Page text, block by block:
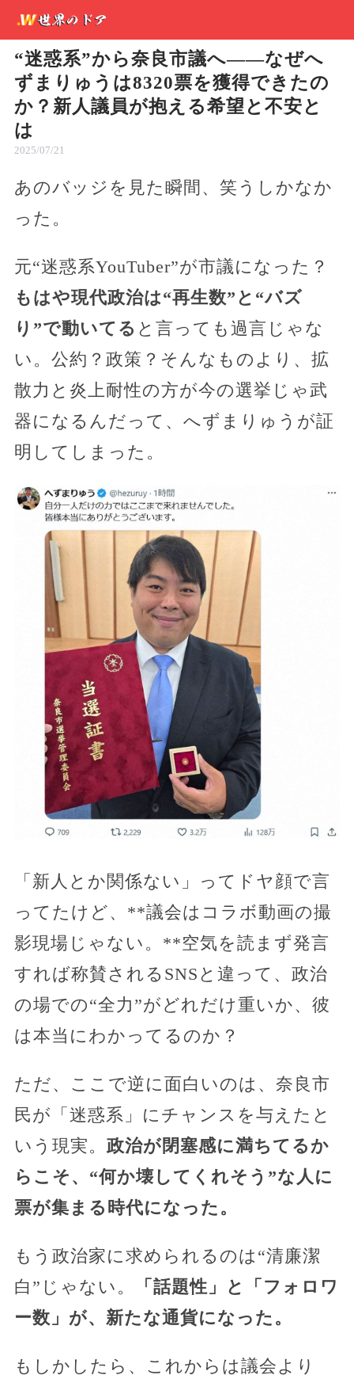
“迷惑系”から奈良市議へ――なぜへ
ずまりゅうは8320票を獲得できたの
か？新人議員が抱える希望と不安と
は
2025/07/21
あのバッジを見た瞬間、笑うしかなか
った。
元“迷惑系YouTuber”が市議になった？
もはや現代政治は“再生数”と“バズ
り”で動いてる と言っても過言じゃな
い。公約？政策？そんなものより、拡
散力と炎上耐性の方が今の選挙じゃ武
器になるんだって、へずまりゅうが証
明してしまった。
「新人とか関係ない」ってドヤ顔で言
ってたけど、**議会はコラボ動画の撮
影現場じゃない。**空気を読まず発言
すれば称賛されるSNSと違って、政治
の場での“全力”がどれだけ重いか、彼
は本当にわかってるのか？
ただ、ここで逆に面白いのは、奈良市
民が「迷惑系」にチャンスを与えたと
いう現実。 政治が閉塞感に満ちてるか
らこそ、“何か壊してくれそう”な人に
票が集まる時代になった。
もう政治家に求められるのは“清廉潔
白”じゃない。
「話題性」と「フォロワ
ー数」が、新たな通貨になった。
もしかしたら、これからは議会より